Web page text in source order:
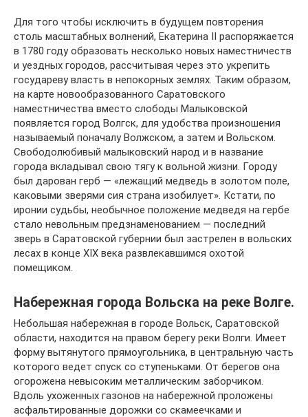
Для того чтобы исключить в будущем повторения
столь масштабных волнений, Екатерина II распоряжается
в 1780 году образовать несколько новых наместничеств
и уездных городов, рассчитывая через это укрепить
государеву власть в непокорных землях. Таким образом,
на карте новообразованного Саратовского
наместничества вместо слободы Малыковской
появляется город Волгск, для удобства произношения
называемый поначалу Волжском, а затем и Вольском.
Свободолюбивый малыковский народ и в название
города вкладывал свою тягу к вольной жизни. Городу
был дарован герб — «лежащий медведь в золотом поле,
каковыми зверями сия страна изобилует». Кстати, по
иронии судьбы, необычное положение медведя на гербе
стало невольным предзнаменованием — последний
зверь в Саратовской губернии был застрелен в вольских
лесах в конце XIX века развлекавшимся охотой
помещиком.
Набережная города Вольска на реке Волге.
Небольшая набережная в городе Вольск, Саратовской
области, находится на правом берегу реки Волги. Имеет
форму вытянутого прямоугольника, в центральную часть
которого ведет спуск со ступеньками. От берегов она
огорожена невысоким металлическим заборчиком.
Вдоль ухоженных газонов на набережной проложены
асфальтированные дорожки со скамеечками и